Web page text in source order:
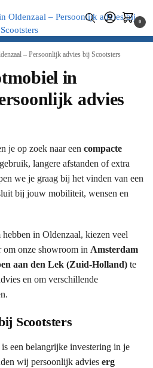
0
– Persoonlijk advies bij Scootsters
in
advies
je op zoek naar een compacte
langere afstanden of extra
we je graag bij het vinden van een
bij jouw mobiliteit, wensen en
in Oldenzaal, kiezen veel
om onze showroom in Amsterdam
aan den Lek (Zuid-Holland) te
en om verschillende
Scootsters
is een belangrijke investering in je
wij persoonlijk advies erg